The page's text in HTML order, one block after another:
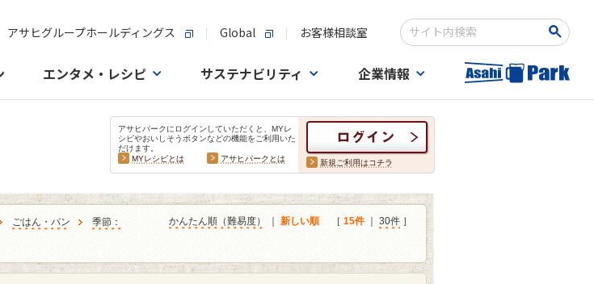
アサヒグループホールディングス Global お客様相談室
検索キーワード入力
エンタメ・レシピ サステナビリティ 企業情報
アサヒパークにログインしていただくと、MYレ
シピやおいしそうボタンなどの機能をご利用いた
だけます。
MYレシピとは
アサヒパークとは 新規ご利用はコチラ
ごはん・パン
季節：
かんたん順（難易度） 新しい順 ［ 15件｜ 30件 ］